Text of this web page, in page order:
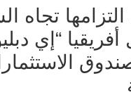
تجاه
“إي